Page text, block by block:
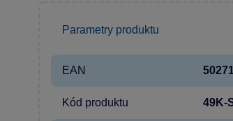
Parametry produktu
EAN
Kód produktu 49K-